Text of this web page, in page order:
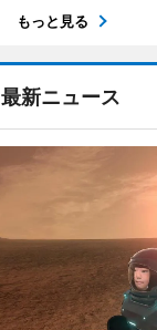
もっと見る
最新ニュース